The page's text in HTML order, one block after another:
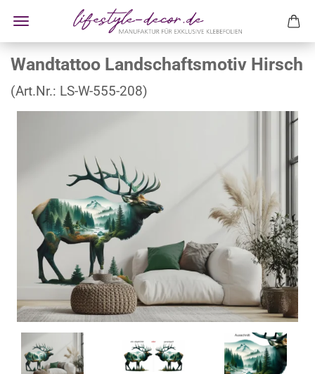
Wandtattoo Landschaftsmotiv Hirsch
(Art.Nr.: LS-W-555-208)